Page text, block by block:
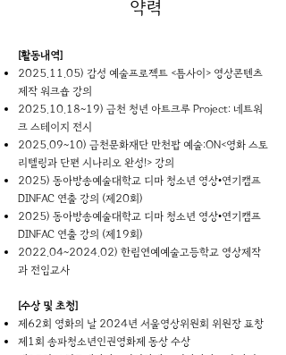
약력
[활동내역]
2025.11.05) 감성 예술프로젝트 <틈사이> 영상콘텐츠
제작 워크숍 강의
2025.10.18~19) 금천 청년 아트크루 Project: 네트워
크 스테이지 전시
2025.09~10) 금천문화재단 만천팝 예술:ON<영화 스토
리텔링과 단편 시나리오 완성!> 강의
2025) 동아방송예술대학교 디마 청소년 영상•연기캠프
DINFAC 연출 강의 (제20회)
2025) 동아방송예술대학교 디마 청소년 영상•연기캠프
DINFAC 연출 강의 (제19회)
2022.04~2024.02) 한림연예예술고등학교 영상제작
과 전임교사
[수상 및 초청]
제62회 영화의 날 2024년 서울영상위원회 위원장 표창
제1회 송파청소년인권영화제 동상 수상